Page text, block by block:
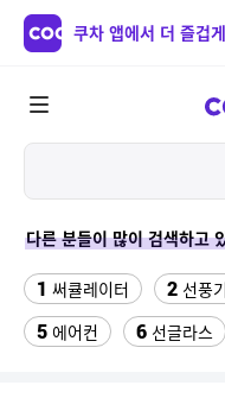
쿠차 앱에서 더 즐겁
다른 분들이 많이 검색하고
1 써큘레이터 2 선풍기
5 에어컨 6 선글라스